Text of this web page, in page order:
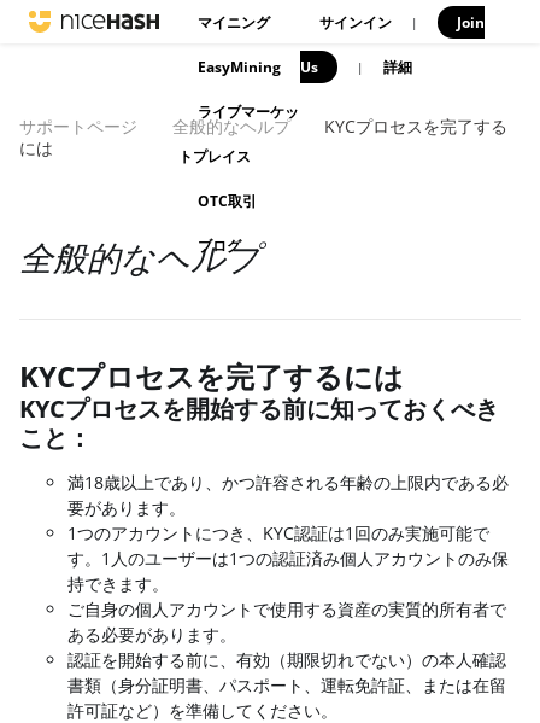
マイニング
EasyMining
ライブマーケッ
トプレイス
OTC取引
ブログ
サインイン | Join
Us | 詳細
サポートページ 全般的なヘルプ
KYCプロセスを完了する
には
全般的なヘルプ
KYCプロセスを完了するには
KYCプロセスを開始する前に知っておくべき
こと：
満18歳以上であり、かつ許容される年齢の上限内である必
要があります。
1つのアカウントにつき、KYC認証は1回のみ実施可能で
す。1人のユーザーは1つの認証済み個人アカウントのみ保
持できます。
ご自身の個人アカウントで使用する資産の実質的所有者で
ある必要があります。
認証を開始する前に、有効（期限切れでない）の本人確認
書類（身分証明書、パスポート、運転免許証、または在留
許可証など）を準備してください。